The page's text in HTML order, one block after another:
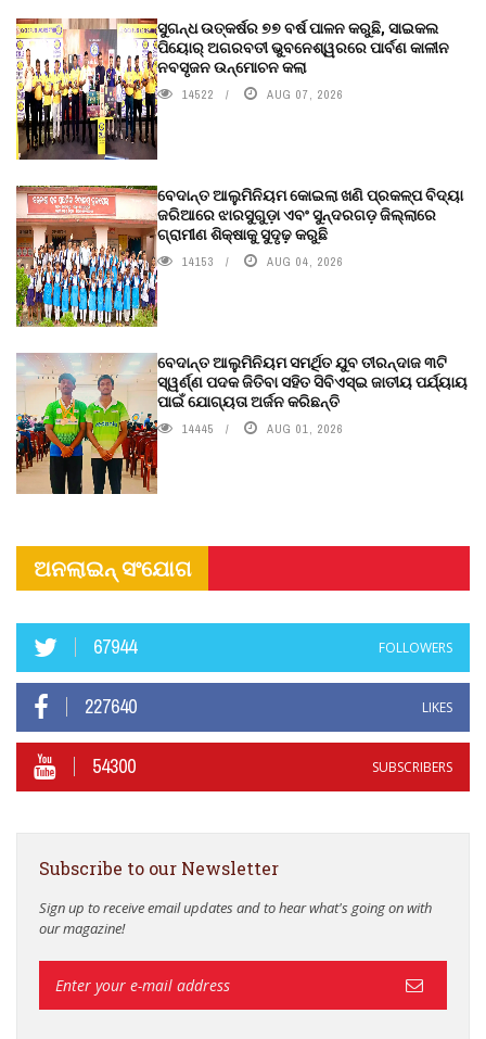
ସୁଗନ୍ଧ ଉତ୍କର୍ଷର ୭୭ ବର୍ଷ ପାଳନ କରୁଛି, ସାଇକଲ
ପିୟୋର୍‌ ଅଗରବତୀ ଭୁବନେଶ୍ୱରରେ ପାର୍ବଣ କାଳୀନ
ନବସୃଜନ ଉନ୍ମୋଚନ କଲା
14522 AUG 07, 2026
ବେଦାନ୍ତ ଆଲୁମିନିୟମ କୋଇଲା ଖଣି ପ୍ରକଳ୍ପ ବିଦ୍ୟା
ଜରିଆରେ ଝାରସୁଗୁଡ଼ା ଏବଂ ସୁନ୍ଦରଗଡ଼ ଜିଲ୍ଲାରେ
ଗ୍ରାମୀଣ ଶିକ୍ଷାକୁ ସୁଦୃଢ଼ କରୁଛି
14153 AUG 04, 2026
ବେଦାନ୍ତ ଆଲୁମିନିୟମ ସମର୍ଥିତ ଯୁବ ତୀରନ୍ଦାଜ ୩ଟି
ସ୍ୱର୍ଣ୍ଣ ପଦକ ଜିତିବା ସହିତ ସିବିଏସ୍ଇ ଜାତୀୟ ପର୍ଯ୍ୟାୟ
ପାଇଁ ଯୋଗ୍ୟତା ଅର୍ଜନ କରିଛନ୍ତି
14445 AUG 01, 2026
ଅନଲାଇନ୍ ସଂଯୋଗ
67944 FOLLOWERS
227640 LIKES
54300 SUBSCRIBERS
Subscribe to our Newsletter
Sign up to receive email updates and to hear what's going on with
our magazine!